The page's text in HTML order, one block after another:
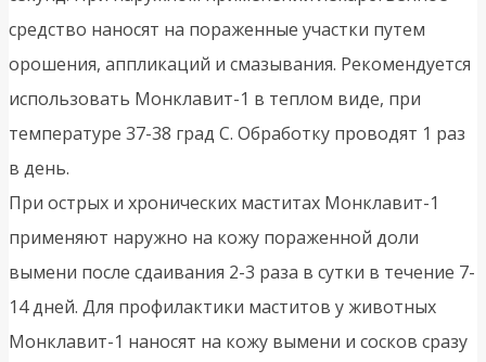
средство наносят на пораженные участки путем
орошения, аппликаций и смазывания. Рекомендуется
использовать Монклавит-1 в теплом виде, при
температуре 37-38 град С. Обработку проводят 1 раз
в день.
При острых и хронических маститах Монклавит-1
применяют наружно на кожу пораженной доли
вымени после сдаивания 2-3 раза в сутки в течение 7-
14 дней. Для профилактики маститов у животных
Монклавит-1 наносят на кожу вымени и сосков сразу